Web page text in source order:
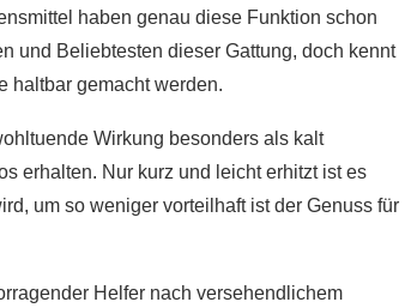
haben genau diese Funktion schon
und Beliebtesten dieser Gattung, doch kennt
haltbar gemacht werden.
Wirkung besonders als kalt
erhalten. Nur kurz und leicht erhitzt ist es
um so weniger vorteilhaft ist der Genuss für
Helfer nach versehendlichem